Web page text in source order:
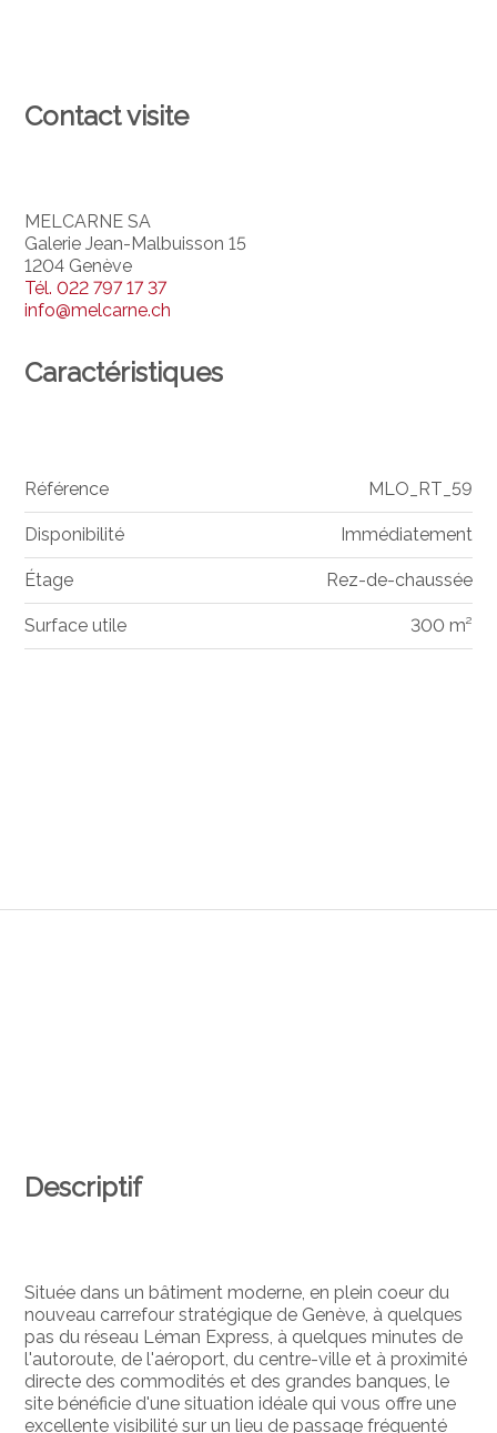
Descriptif
Située dans un bâtiment moderne, en plein coeur du
nouveau carrefour stratégique de Genève, à quelques
pas du réseau Léman Express, à quelques minutes de
l'autoroute, de l'aéroport, du centre-ville et à proximité
directe des commodités et des grandes banques, le
site bénéficie d'une situation idéale qui vous offre une
excellente visibilité sur un lieu de passage fréquenté
Contact visite
MELCARNE SA
Galerie Jean-Malbuisson 15
1204 Genève
Tél.022 797 17 37
info@melcarne.ch
Caractéristiques
Référence MLO_RT_59
Disponibilité Immédiatement
Étage Rez-de-chaussée
Surface utile 300 m²